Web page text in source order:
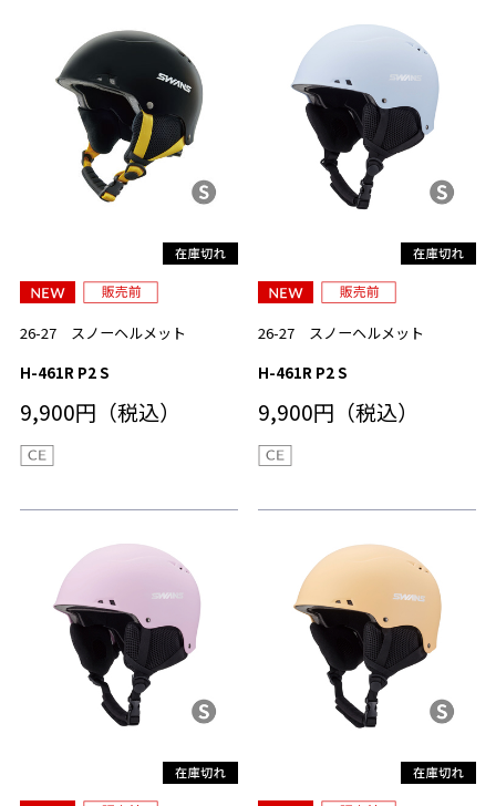
26-27 スノーヘルメット
H-461R P2 S
9,900円（税込）
26-27 スノーヘルメット
H-461R P2 S
9,900円（税込）